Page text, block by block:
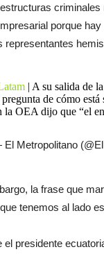
porque
representantes
| A su salida de
pregunta de cómo
la OEA dijo que “el
Metropolitano
la frase que
tenemos al lado
el presidente